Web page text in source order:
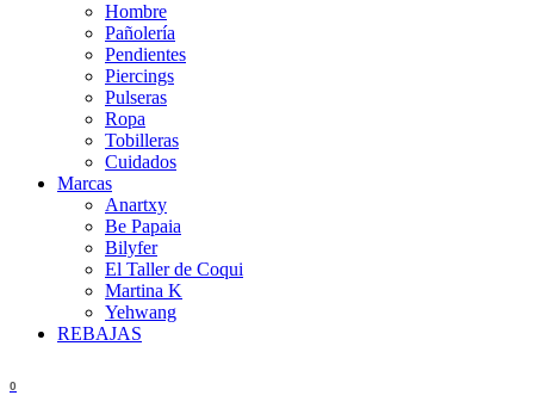
Hombre
Pañolería
Pendientes
Piercings
Pulseras
Ropa
Tobilleras
Cuidados
Marcas
Anartxy
Be Papaia
Bilyfer
El Taller de Coqui
Martina K
Yehwang
REBAJAS
0